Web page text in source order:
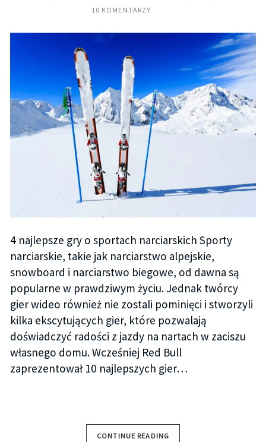
10 KOMENTARZY
4 najlepsze gry o sportach narciarskich Sporty
narciarskie, takie jak narciarstwo alpejskie,
snowboard i narciarstwo biegowe, od dawna są
popularne w prawdziwym życiu. Jednak twórcy
gier wideo również nie zostali pominięci i stworzyli
kilka ekscytujących gier, które pozwalają
doświadczyć radości z jazdy na nartach w zaciszu
własnego domu. Wcześniej Red Bull
zaprezentował 10 najlepszych gier…
CONTINUE READING